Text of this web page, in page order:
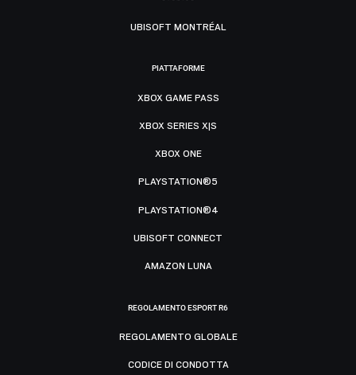
UBISOFT MONTRÉAL
PIATTAFORME
XBOX GAME PASS
XBOX SERIES X|S
XBOX ONE
PLAYSTATION®5
PLAYSTATION®4
UBISOFT CONNECT
AMAZON LUNA
REGOLAMENTO ESPORT R6
REGOLAMENTO GLOBALE
CODICE DI CONDOTTA